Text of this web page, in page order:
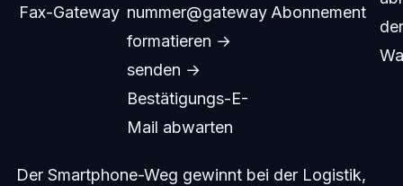
Fax-Gateway nummer@gateway
formatieren →
senden →
Bestätigungs-E-
Mail abwarten
Abonnement
Der Smartphone-Weg gewinnt bei der Logistik,